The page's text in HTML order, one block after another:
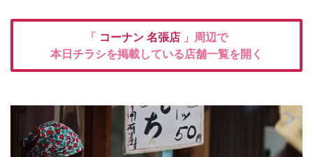
「 コーナン 名張店 」周辺で
本日チラシを掲載している店舗一覧を開く